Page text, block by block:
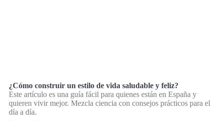
¿Cómo construir un estilo de vida saludable y feliz?
Este artículo es una guía fácil para quienes están en España y
quieren vivir mejor. Mezcla ciencia con consejos prácticos para el
día a día.